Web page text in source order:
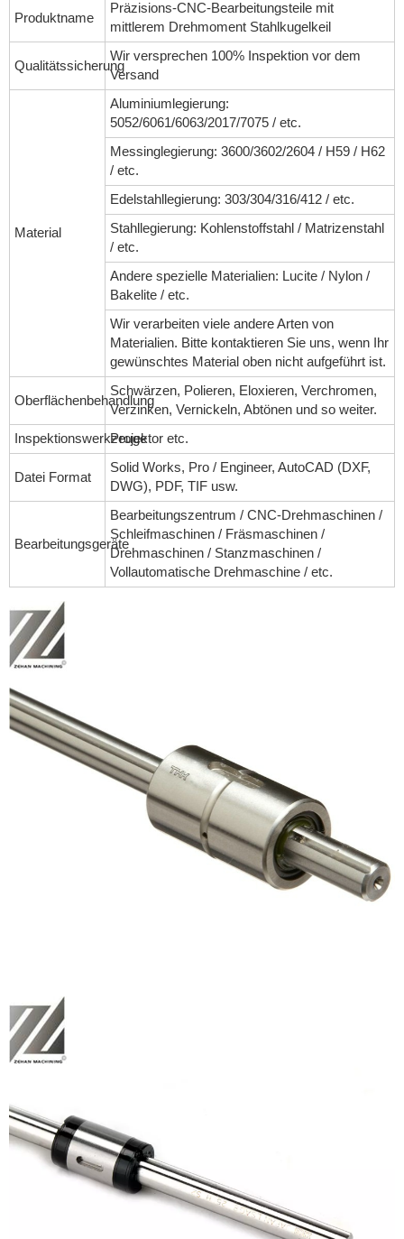
Produktname
Präzisions-CNC-Bearbeitungsteile mit
mittlerem Drehmoment Stahlkugelkeil
Qualitätssicherung
Wir versprechen 100% Inspektion vor dem
Versand
Material
Aluminiumlegierung:
5052/6061/6063/2017/7075 / etc.
Messinglegierung: 3600/3602/2604 / H59 / H62
/ etc.
Edelstahllegierung: 303/304/316/412 / etc.
Stahllegierung: Kohlenstoffstahl / Matrizenstahl
/ etc.
Andere spezielle Materialien: Lucite / Nylon /
Bakelite / etc.
Wir verarbeiten viele andere Arten von
Materialien. Bitte kontaktieren Sie uns, wenn Ihr
gewünschtes Material oben nicht aufgeführt ist.
Oberflächenbehandlung
Schwärzen, Polieren, Eloxieren, Verchromen,
Verzinken, Vernickeln, Abtönen und so weiter.
InspektionswerkzeugeProjektor etc.
Datei Format
Solid Works, Pro / Engineer, AutoCAD (DXF,
DWG), PDF, TIF usw.
Bearbeitungsgeräte
Bearbeitungszentrum / CNC-Drehmaschinen /
Schleifmaschinen / Fräsmaschinen /
Drehmaschinen / Stanzmaschinen /
Vollautomatische Drehmaschine / etc.